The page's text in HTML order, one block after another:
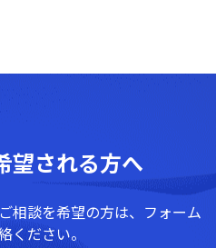
望される方へ
相談を希望の方は、フォーム
ください。